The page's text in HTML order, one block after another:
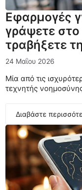
Εφαρμογές
γράψετε στο
τραβήξετε
24 Μαΐου 2026
Μία από τις
τεχνητής
Διαβάστε